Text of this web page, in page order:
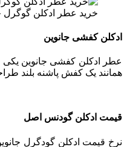
خرید عطر ادکلن گوگرل
ادکلن کفشی جانوین
عطر ادکلن کفشی جانوین یکی
همانند یک کفش پاشنه بلند
قیمت ادکلن گودنس اصل
نرخ قیمت ادکلن گودگرل